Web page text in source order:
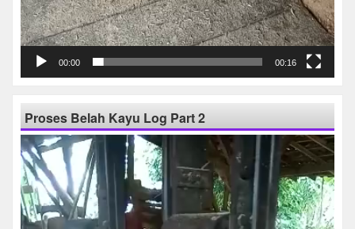
00:00 00:16
Proses Belah Kayu Log Part 2
Pemutar
Video